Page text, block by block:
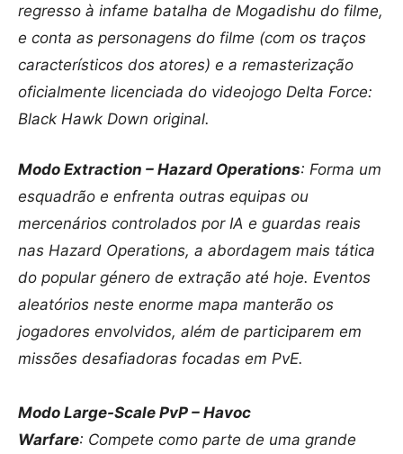
regresso à infame batalha de Mogadishu do filme,
e conta as personagens do filme (com os traços
característicos dos atores) e a remasterização
oficialmente licenciada do videojogo Delta Force:
Black Hawk Down original.
Modo Extraction – Hazard Operations: Forma um
esquadrão e enfrenta outras equipas ou
mercenários controlados por IA e guardas reais
nas Hazard Operations, a abordagem mais tática
do popular género de extração até hoje. Eventos
aleatórios neste enorme mapa manterão os
jogadores envolvidos, além de participarem em
missões desafiadoras focadas em PvE.
Modo Large-Scale PvP – Havoc
Warfare: Compete como parte de uma grande